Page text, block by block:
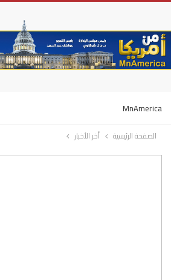
MnAmerica
الصفحة الرئيسية أخر الأخبار